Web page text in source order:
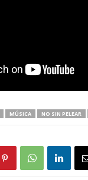
MÚSICA NO SIN PELEAR